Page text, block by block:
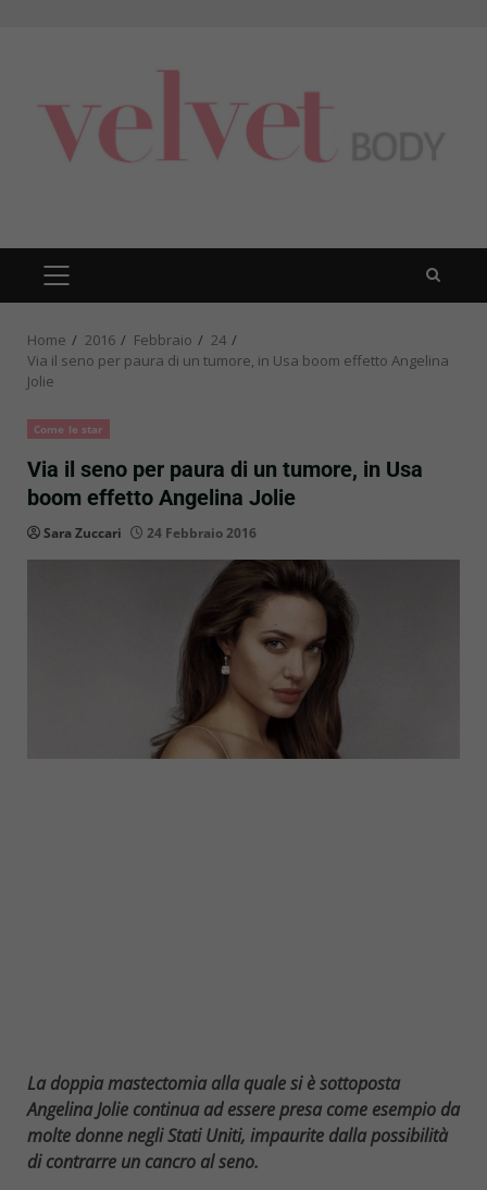
PRIMARY
MENU
Home 2016 Febbraio
24
Via il seno per paura di un tumore, in Usa boom effetto Angelina
Jolie
Come le star
Via il seno per paura di un tumore, in Usa
boom effetto Angelina Jolie
Sara Zuccari 24 Febbraio 2016
La doppia mastectomia alla quale si è sottoposta
Angelina Jolie continua ad essere presa come esempio da
molte donne negli Stati Uniti, impaurite dalla possibilità
di contrarre un cancro al seno.